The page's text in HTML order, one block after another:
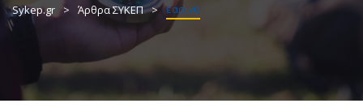
Sykep.gr Άρθρα ΣΥΚΕΠ εαρινό